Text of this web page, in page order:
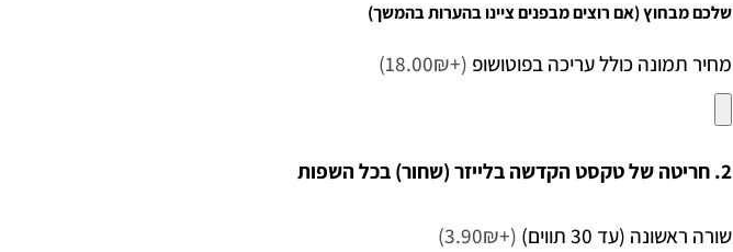
שלכם מבחוץ (אם רוצים מבפנים ציינו בהערות בהמשך)
מחיר תמונה כולל עריכה בפוטושופ (+18.00₪)
2. חריטה של טקסט הקדשה בלייזר (שחור) בכל השפות
שורה ראשונה (עד 30 תווים) (+3.90₪)